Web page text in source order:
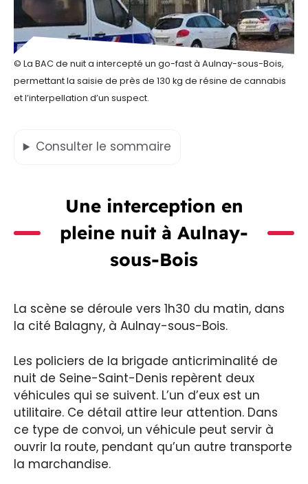
© La BAC de nuit a intercepté un go-fast à Aulnay-sous-Bois,
permettant la saisie de près de 130 kg de résine de cannabis
et l’interpellation d’un suspect.
Consulter le sommaire
Une interception en
pleine nuit à Aulnay-
sous-Bois
La scène se déroule vers 1h30 du matin, dans
la cité Balagny, à Aulnay-sous-Bois.
Les policiers de la brigade anticriminalité de
nuit de Seine-Saint-Denis repèrent deux
véhicules qui se suivent. L’un d’eux est un
utilitaire. Ce détail attire leur attention. Dans
ce type de convoi, un véhicule peut servir à
ouvrir la route, pendant qu’un autre transporte
la marchandise.